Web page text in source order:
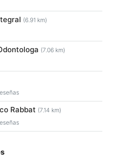
(6.91 km)
(7.06 km)
Rabbat (7.14 km)